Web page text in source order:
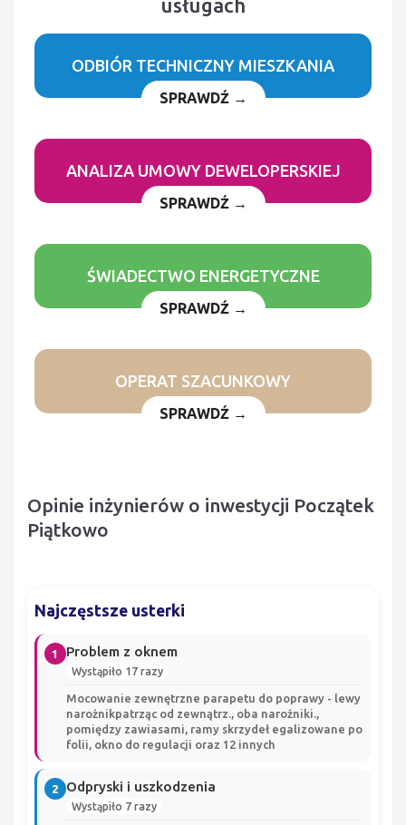
usługach
ODBIÓR TECHNICZNY MIESZKANIA
SPRAWDŹ →
ANALIZA UMOWY DEWELOPERSKIEJ
SPRAWDŹ →
ŚWIADECTWO ENERGETYCZNE
SPRAWDŹ →
OPERAT SZACUNKOWY
SPRAWDŹ →
Opinie inżynierów o inwestycji Początek
Piątkowo
Najczęstsze usterki
1 Problem z oknem
Wystąpiło 17 razy
Mocowanie zewnętrzne parapetu do poprawy - lewy
narożnikpatrząc od zewnątrz., oba narożniki.,
pomiędzy zawiasami, ramy skrzydeł egalizowane po
folii, okno do regulacji oraz 12 innych
2 Odpryski i uszkodzenia
Wystąpiło 7 razy